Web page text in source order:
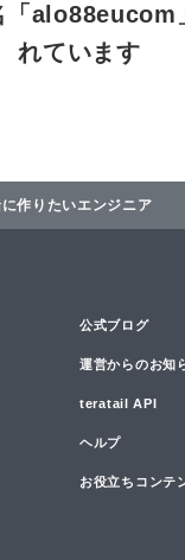
alo88eucom
れています
作りたいエンジニア
公式ブログ
運営からのお知
teratail API
ヘルプ
お役立ちコンテ